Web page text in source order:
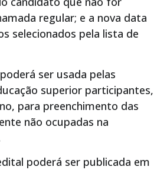
regular; e a nova data
selecionados pela lista de
ser usada pelas
superior participantes,
para preenchimento das
não ocupadas na
poderá ser publicada em